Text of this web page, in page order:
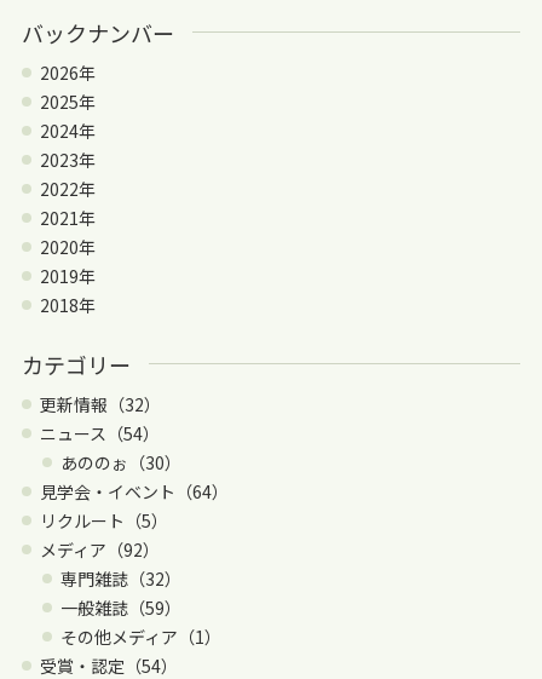
バックナンバー
2026年
2025年
2024年
2023年
2022年
2021年
2020年
2019年
2018年
カテゴリー
更新情報（32）
ニュース（54）
あののぉ（30）
見学会・イベント（64）
リクルート（5）
メディア（92）
専門雑誌（32）
一般雑誌（59）
その他メディア（1）
受賞・認定（54）